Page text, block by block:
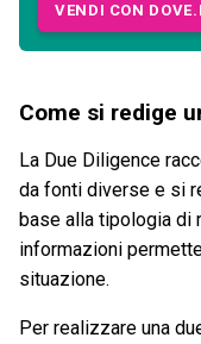
VENDI CON
Come si redige
La Due Diligence
da fonti diverse e si
base alla tipologia di
informazioni
situazione.
Per realizzare una